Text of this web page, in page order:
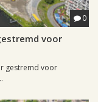
0
voor
gestremd voor